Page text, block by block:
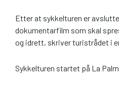
Etter at sykkelturen er
dokumentarfilm som skal
og idrett, skriver turistrådet i
Sykkelturen startet på La